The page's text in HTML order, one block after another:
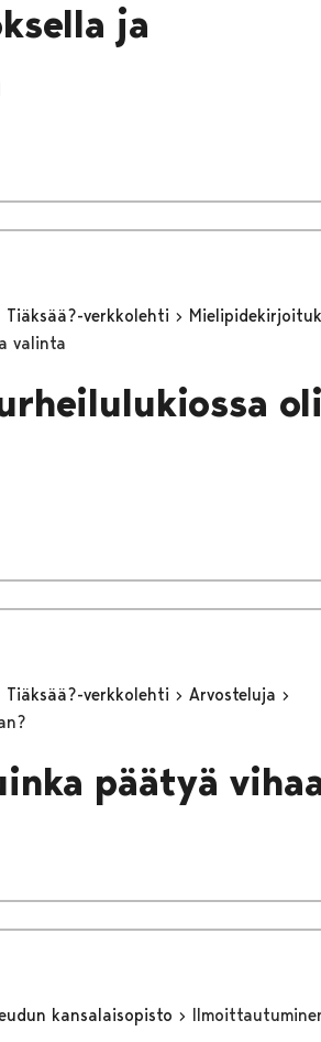
ja
Tiäksää?-verkkolehti
valinta
Tiäksää?-verkkolehti
Arvosteluja
päätyä
kansalaisopisto